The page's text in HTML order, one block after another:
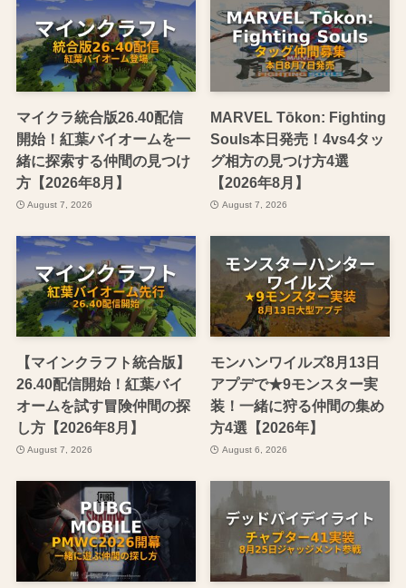
マイクラ統合版26.40配信
開始！紅葉バイオームを一
緒に探索する仲間の見つけ
方【2026年8月】
August 7, 2026
MARVEL Tōkon: Fighting
Souls本日発売！4vs4タッ
グ相方の見つけ方4選
【2026年8月】
August 7, 2026
【マインクラフト統合版】
26.40配信開始！紅葉バイ
オームを試す冒険仲間の探
し方【2026年8月】
August 7, 2026
モンハンワイルズ8月13日
アプデで★9モンスター実
装！一緒に狩る仲間の集め
方4選【2026年】
August 6, 2026